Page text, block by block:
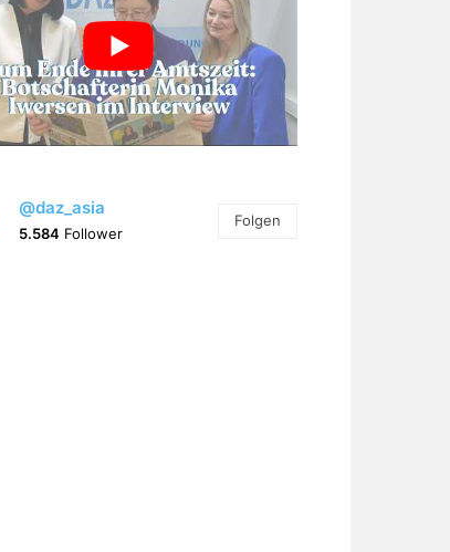
@daz_asia
5.584 Follower
Folgen